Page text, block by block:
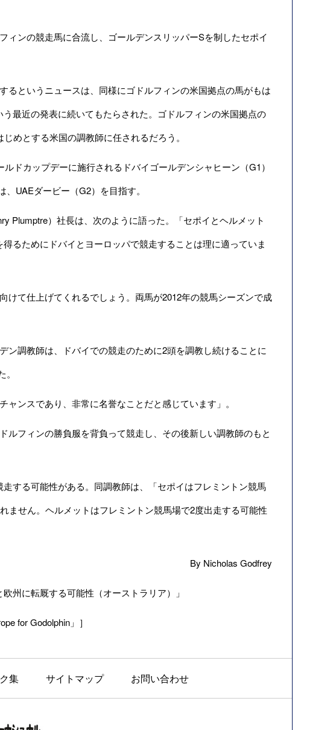
ンの競走馬に合流し、ゴールデンスリッパーSを制したセポイ
というニュースは、同様にゴドルフィンの米国拠点の馬がもは
最近の発表に続いてもたらされた。ゴドルフィンの米国拠点の
めとする米国の調教師に任されるだろう。
ドカップデーに施行されるドバイゴールデンシャヒーン（G1）
UAEダービー（G2）を目指す。
Plumptre）社長は、次のように語った。「セポイとヘルメット
るためにドバイとヨーロッパで競走することは理に適っていま
けて仕上げてくれるでしょう。両馬が2012年の競馬シーズンで成
調教師は、ドバイでの競走のために2頭を調教し続けることに
ャンスであり、非常に名誉なことだと感じています」。
ルフィンの勝負服を背負って競走し、その後新しい調教師のもと
する可能性がある。同調教師は、「セポイはフレミントン競馬
ません。ヘルメットはフレミントン競馬場で2度出走する可能性
By Nicholas Godfrey
州に転厩する可能性（オーストラリア）」
for Godolphin」］
集 サイトマップ お問い合わせ